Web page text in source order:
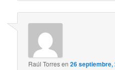
Raúl Torresen26 septiembre,